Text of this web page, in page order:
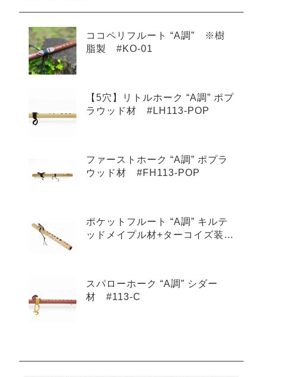
ココペリフルート “A調” ※樹
脂製 #KO-01
【5穴】リトルホーク “A調” ポプ
ラウッド材 #LH113-POP
ファーストホーク “A調” ポプラ
ウッド材 #FH113-POP
ポケットフルート “A調” キルテ
ッドメイプル材+ターコイズ装
スパローホーク “A調” シダー
材 #113-C